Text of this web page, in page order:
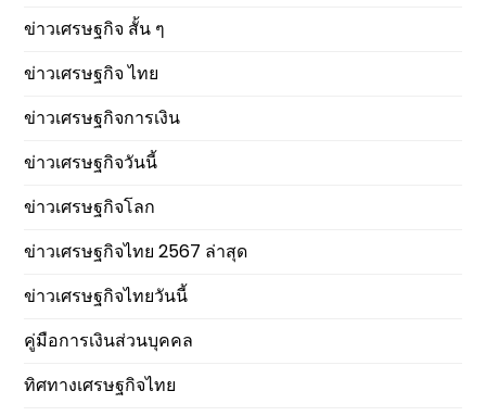
ข่าวเศรษฐกิจ สั้น ๆ
ข่าวเศรษฐกิจ ไทย
ข่าวเศรษฐกิจการเงิน
ข่าวเศรษฐกิจวันนี้
ข่าวเศรษฐกิจโลก
ข่าวเศรษฐกิจไทย 2567 ล่าสุด
ข่าวเศรษฐกิจไทยวันนี้
คู่มือการเงินส่วนบุคคล
ทิศทางเศรษฐกิจไทย